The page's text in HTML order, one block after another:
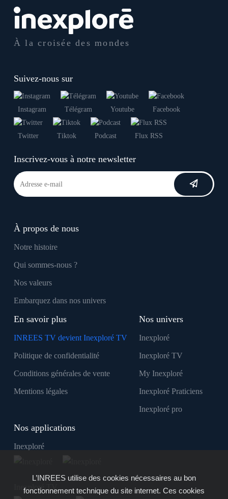
À la croisée des mondes
Suivez-nous sur
Instagram Télégram Youtube Facebook
Twitter Tiktok Podcast Flux RSS
Inscrivez-vous à notre newsletter
À propos de nous
Notre histoire
Qui sommes-nous ?
Nos valeurs
Embarquez dans nos univers
En savoir plus
INREES TV devient Inexploré TV
Politique de confidentialité
Conditions générales de vente
Mentions légales
Nos univers
Inexploré
Inexploré TV
My Inexploré
Inexploré Praticiens
Inexploré pro
Nos applications
Inexploré
Inexploré TV
L’INREES utilise des cookies nécessaires au bon
fonctionnement technique du site internet. Ces cookies